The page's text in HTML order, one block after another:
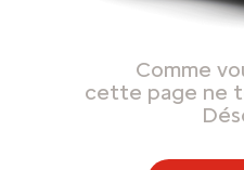
Comme
cette page ne